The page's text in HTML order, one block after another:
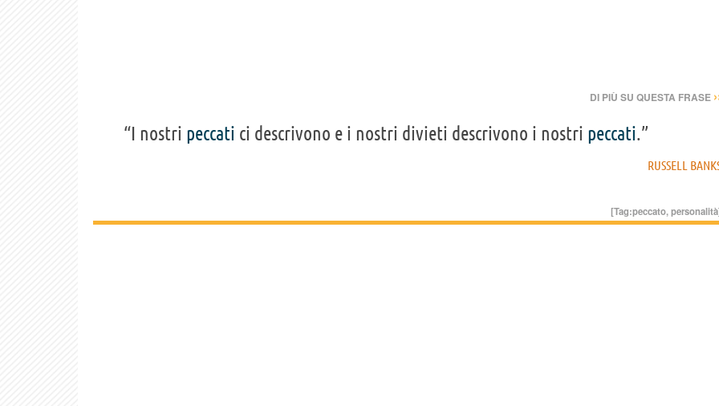
DI PIÙ SU QUESTA FRASE
“I nostri peccati ci descrivono e i nostri divieti descrivono i nostri peccati.”
RUSSELL
[Tag:peccato,personalità